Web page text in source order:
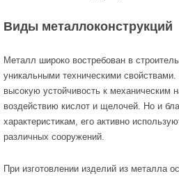
Виды металлоконструкций
Металл широко востребован в
уникальными техническими
высокую устойчивость к механическим
воздействию кислот и щелочей. Но и
характеристикам, его активно
различных сооружений.
При изготовлении изделий из металла